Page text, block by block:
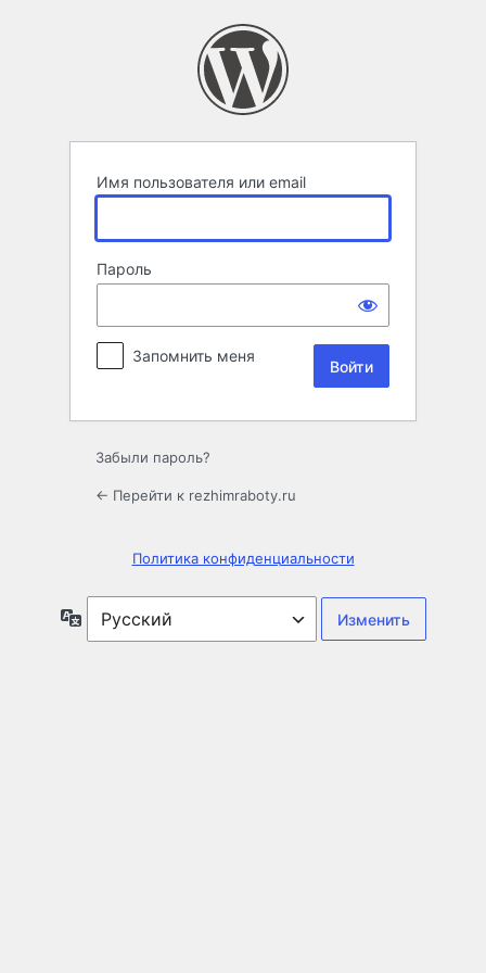
Имя пользователя или email
Пароль
Запомнить меня
Забыли пароль?
← Перейти к rezhimraboty.ru
Политика конфиденциальности
Язык